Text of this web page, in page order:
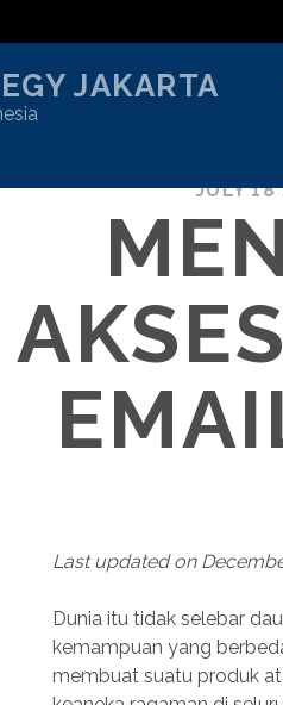
JAKARTA
JULY 18
Last updated on
Dunia itu tidak selebar
kemampuan yang
membuat suatu produk